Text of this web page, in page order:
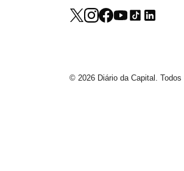
© 2026 Diário da Capital.